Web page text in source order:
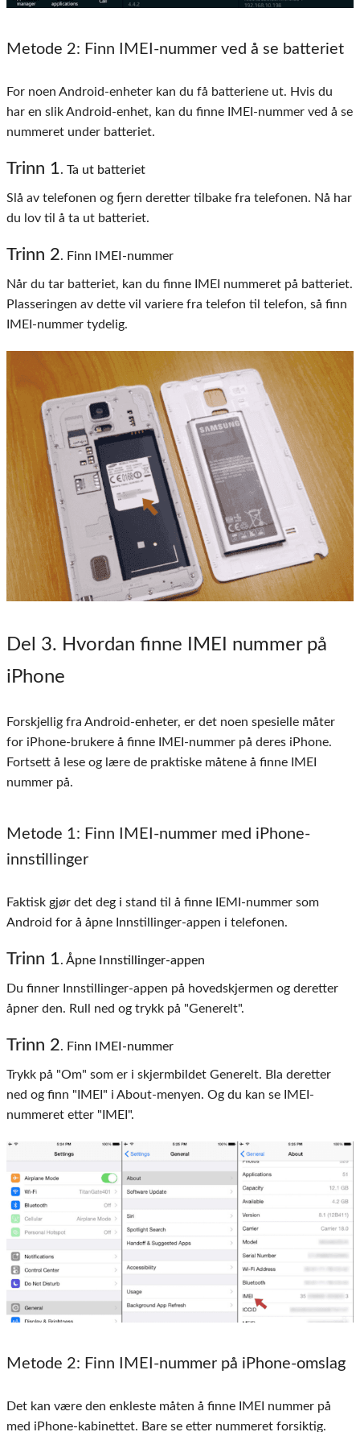
Metode 2: Finn IMEI-nummer ved å se batteriet
For noen Android-enheter kan du få batteriene ut. Hvis du
har en slik Android-enhet, kan du finne IMEI-nummer ved å se
nummeret under batteriet.
Trinn 1. Ta ut batteriet
Slå av telefonen og fjern deretter tilbake fra telefonen. Nå har
du lov til å ta ut batteriet.
Trinn 2. Finn IMEI-nummer
Når du tar batteriet, kan du finne IMEI nummeret på batteriet.
Plasseringen av dette vil variere fra telefon til telefon, så finn
IMEI-nummer tydelig.
Del 3. Hvordan finne IMEI nummer på
iPhone
Forskjellig fra Android-enheter, er det noen spesielle måter
for iPhone-brukere å finne IMEI-nummer på deres iPhone.
Fortsett å lese og lære de praktiske måtene å finne IMEI
nummer på.
Metode 1: Finn IMEI-nummer med iPhone-
innstillinger
Faktisk gjør det deg i stand til å finne IEMI-nummer som
Android for å åpne Innstillinger-appen i telefonen.
Trinn 1. Åpne Innstillinger-appen
Du finner Innstillinger-appen på hovedskjermen og deretter
åpner den. Rull ned og trykk på "Generelt".
Trinn 2. Finn IMEI-nummer
Trykk på "Om" som er i skjermbildet Generelt. Bla deretter
ned og finn "IMEI" i About-menyen. Og du kan se IMEI-
nummeret etter "IMEI".
Metode 2: Finn IMEI-nummer på iPhone-omslag
Det kan være den enkleste måten å finne IMEI nummer på
med iPhone-kabinettet. Bare se etter nummeret forsiktig.